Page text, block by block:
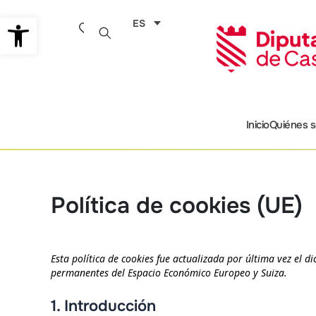
Abrir barra de herramientas
al
contenido
ES
InicioQuiénes
Política de cookies (UE)
Esta política de cookies fue actualizada por última vez el
permanentes del Espacio Económico Europeo y Suiza.
1. Introducción